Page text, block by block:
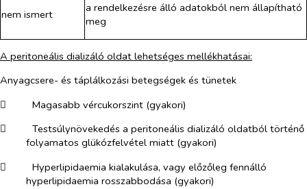
nem ismert
a rendelkezésre álló adatokból nem állapítható
meg
A peritoneális dializáló oldat lehetséges mellékhatásai:
Anyagcsere- és táplálkozási betegségek és tünetek
​
Magasabb vércukorszint (gyakori)
​
Testsúlynövekedés a peritoneális dializáló oldatból történő
folyamatos glükózfelvétel miatt (gyakori)
​
Hyperlipidaemia kialakulása, vagy előzőleg fennálló
hyperlipidaemia rosszabbodása (gyakori)